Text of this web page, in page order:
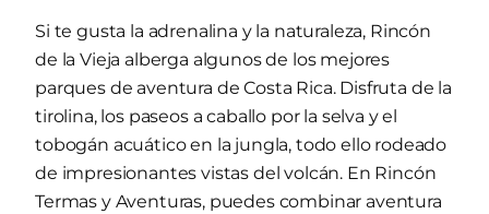
Si te gusta la adrenalina y la naturaleza, Rincón
de la Vieja alberga algunos de los mejores
parques de aventura de Costa Rica. Disfruta de la
tirolina, los paseos a caballo por la selva y el
tobogán acuático en la jungla, todo ello rodeado
de impresionantes vistas del volcán. En Rincón
Termas y Aventuras, puedes combinar aventura